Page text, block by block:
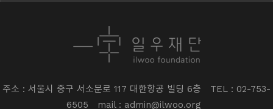
주소 : 서울시 중구 서소문로 117 대한항공 빌딩 6층
TEL : 02-753-
6505
mail : admin@ilwoo.org